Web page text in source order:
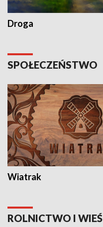
Droga
SPOŁECZEŃSTWO
Wiatrak
ROLNICTWO I WIEŚ